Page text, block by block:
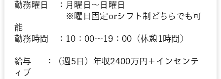
勤務曜日 ：月曜日～日曜日
※曜日固定orシフト制どちらでも可
能
勤務時間 ：10：00～19：00（休憩1時間）
給与 ：（週5日）年収2400万円＋インセンテ
ィブ